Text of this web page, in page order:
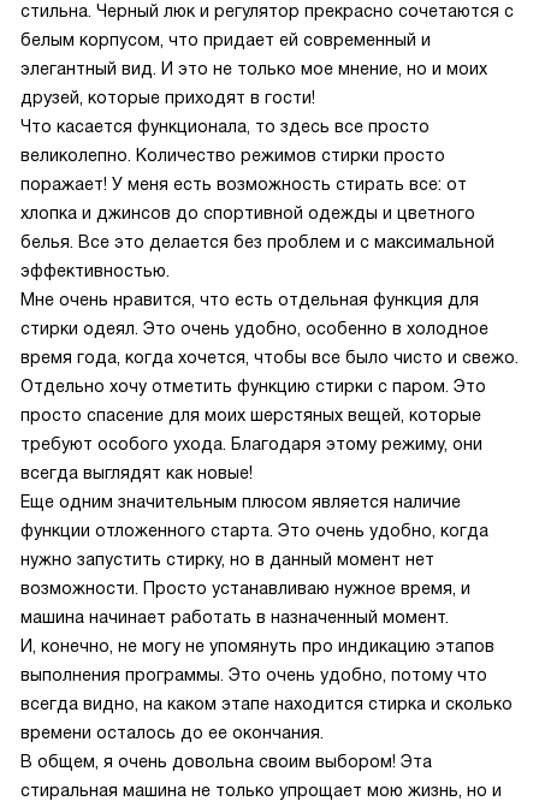
стильна. Черный люк и регулятор прекрасно сочетаются с
белым корпусом, что придает ей современный и
элегантный вид. И это не только мое мнение, но и моих
друзей, которые приходят в гости!
Что касается функционала, то здесь все просто
великолепно. Количество режимов стирки просто
поражает! У меня есть возможность стирать все: от
хлопка и джинсов до спортивной одежды и цветного
белья. Все это делается без проблем и с максимальной
эффективностью.
Мне очень нравится, что есть отдельная функция для
стирки одеял. Это очень удобно, особенно в холодное
время года, когда хочется, чтобы все было чисто и свежо.
Отдельно хочу отметить функцию стирки с паром. Это
просто спасение для моих шерстяных вещей, которые
требуют особого ухода. Благодаря этому режиму, они
всегда выглядят как новые!
Еще одним значительным плюсом является наличие
функции отложенного старта. Это очень удобно, когда
нужно запустить стирку, но в данный момент нет
возможности. Просто устанавливаю нужное время, и
машина начинает работать в назначенный момент.
И, конечно, не могу не упомянуть про индикацию этапов
выполнения программы. Это очень удобно, потому что
всегда видно, на каком этапе находится стирка и сколько
времени осталось до ее окончания.
В общем, я очень довольна своим выбором! Эта
стиральная машина не только упрощает мою жизнь, но и